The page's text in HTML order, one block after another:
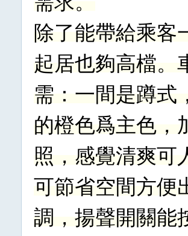
除了能帶給乘客
起居也夠高檔。
需：一間是蹲式
的橙色爲主色，
照，感覺清爽可
可節省空間方便
調，揚聲開關能